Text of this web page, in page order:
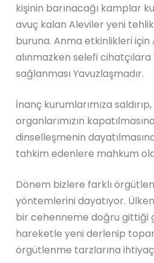
kişinin barınacağı kamplar
avuç kalan Aleviler yeni
buruna. Anma etkinlikleri için
alınmazken selefi
sağlanması Yavuzlaşmadır.
İnanç kurumlarımıza saldırıp,
organlarımızın
dinselleşmenin
tahkim edenlere mahkum
Dönem bizlere farklı
yöntemlerini dayatıyor.
bir cehenneme doğru gittiği
hareketle yeni derlenip
örgütlenme tarzlarına